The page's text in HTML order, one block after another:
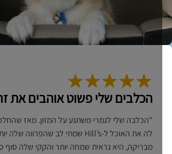
הכלבים שלי פשוט אוהבים את זה
"הכלבה שלי לגמרי משתגע על המזון. מאז שהחלפתי
לה את האוכל ל-Hill’s שמתי לב שהפרווה שלה יותר
מבריקה, היא נראית שמחה יותר והקקי שלה סוף סוף